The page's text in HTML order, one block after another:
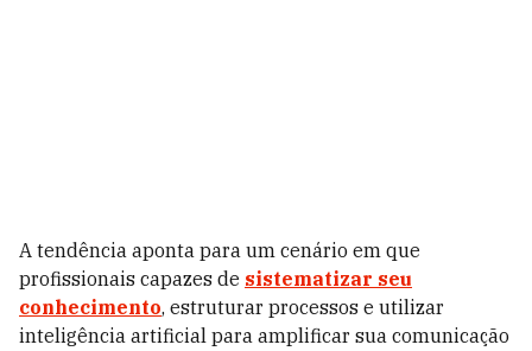
A tendência aponta para um cenário em que
profissionais capazes de sistematizar seu
conhecimento, estruturar processos e utilizar
inteligência artificial para amplificar sua comunicação